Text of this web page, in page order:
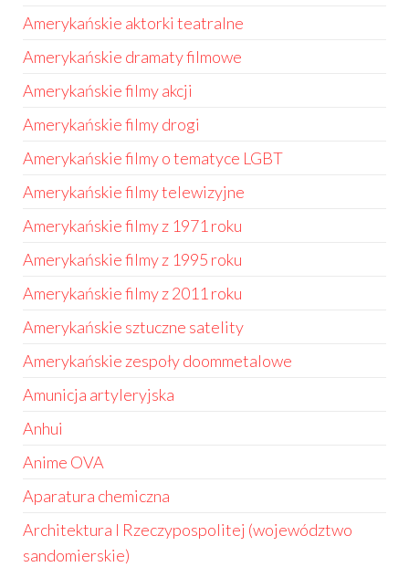
Amerykańskie aktorki teatralne
Amerykańskie dramaty filmowe
Amerykańskie filmy akcji
Amerykańskie filmy drogi
Amerykańskie filmy o tematyce LGBT
Amerykańskie filmy telewizyjne
Amerykańskie filmy z 1971 roku
Amerykańskie filmy z 1995 roku
Amerykańskie filmy z 2011 roku
Amerykańskie sztuczne satelity
Amerykańskie zespoły doommetalowe
Amunicja artyleryjska
Anhui
Anime OVA
Aparatura chemiczna
Architektura I Rzeczypospolitej (województwo
sandomierskie)